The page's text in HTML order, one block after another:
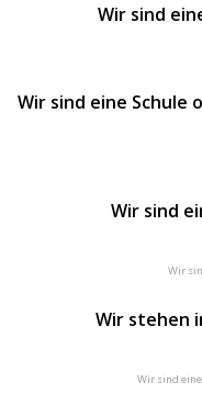
Wir sind
Wir sind eine Schule
Wir sind
Wir
Wir stehen
Wir sind